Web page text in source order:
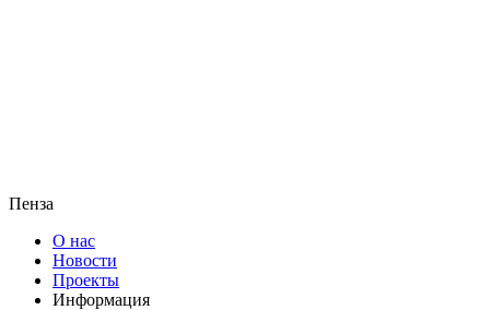
Пенза
О нас
Новости
Проекты
Информация